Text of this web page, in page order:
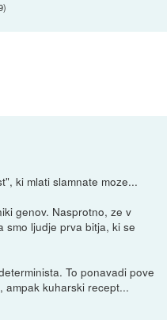
)
ki mlati slamnate moze...
genov. Nasprotno, ze v
smo ljudje prva bitja, ki se
To ponavadi pove
ampak kuharski recept...